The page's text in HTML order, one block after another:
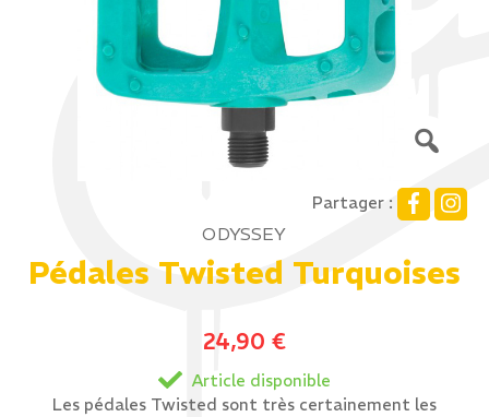
Partager :
ODYSSEY
Pédales Twisted Turquoises
24,90 €
Article disponible
Les pédales Twisted sont très certainement les